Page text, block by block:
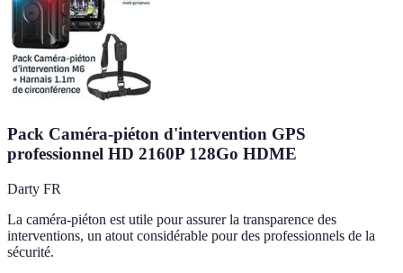
Pack Caméra-piéton d'intervention GPS
professionnel HD 2160P 128Go HDME
Darty FR
La caméra-piéton est utile pour assurer la transparence des
interventions, un atout considérable pour des professionnels de la
sécurité.